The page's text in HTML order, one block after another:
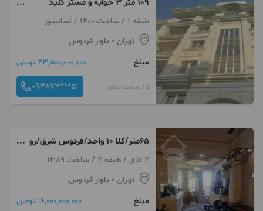
۱۰۹ متر ۳ خوابه و مستر کلید
نخورده ، ورزی شمالی
طبقه 1 / ساخت 1400 / آسانسور
تهران - بلوار فردوس
مبلغ
43,500,000,000 تومان
15 ساعت پیش 093873***51
۶۵متر/کلا ۱۰ واحد/فردوس شرق/رو
به افتاب
2 اتاق / طبقه 2 / ساخت 1389
تهران - بلوار فردوس
مبلغ
16,000,000,000 تومان